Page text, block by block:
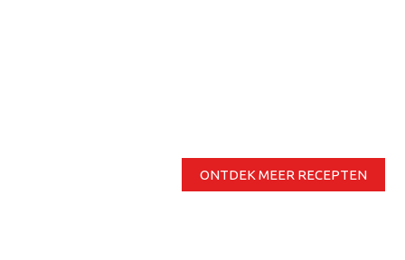
ONTDEK MEER RECEPTEN